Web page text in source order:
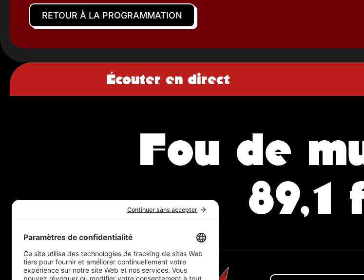
RETOUR À LA PROGRAMMATION
Écouter en direct
Fou de
89,1
Abonnez-vous à notre infolettre !